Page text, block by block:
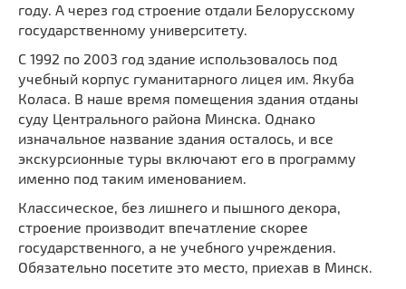
Памятники геодезии
Памятники природы
Памятники известным людям
Церкви
Монастыри
Костелы
Мечети
Синагоги
Часовни
Кирхи
Выберите область
Выберите район
Выберите населенный пункт
Выберите направление
году. А через год строение отдали Белорусскому
государственному университету.
С 1992 по 2003 год здание использовалось под
учебный корпус гуманитарного лицея им. Якуба
Коласа. В наше время помещения здания отданы
суду Центрального района Минска. Однако
изначальное название здания осталось, и все
экскурсионные туры включают его в программу
именно под таким именованием.
Классическое, без лишнего и пышного декора,
строение производит впечатление скорее
государственного, а не учебного учреждения.
Обязательно посетите это место, приехав в Минск.